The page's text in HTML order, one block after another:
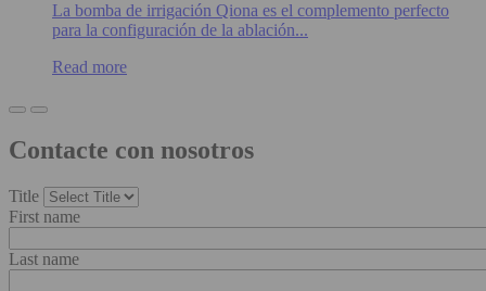
La bomba de irrigación Qiona es el complemento perfecto
para la configuración de la ablación...
Read more
Contacte con nosotros
Title
First name
Last name